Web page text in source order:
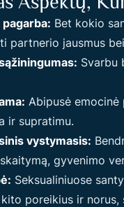
pagarba: Bet kokio
partnerio jausmus
Svarbu
Abipusė
ir supratimu.
vystymasis:
gyvenimo
Seksualiniuose
poreikius ir